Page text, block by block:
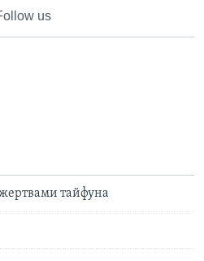
us
тайфуна